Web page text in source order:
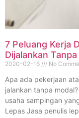
7 Peluang Kerja
Dijalankan
2020-02-16 No
Apa ada pekerjaan
jalankan tanpa
usaha sampingan
Lepas Jasa penulis